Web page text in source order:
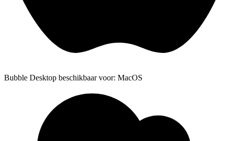
Bubble Desktop beschikbaar voor: MacOS